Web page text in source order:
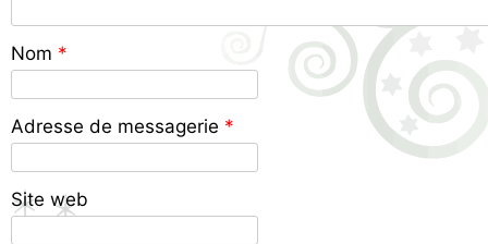
Nom *
Adresse de messagerie *
Site web